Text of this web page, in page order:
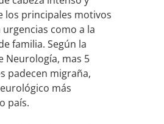
los principales motivos
como a la
familia. Según la
Neurología, mas 5
padecen migraña,
más
país.